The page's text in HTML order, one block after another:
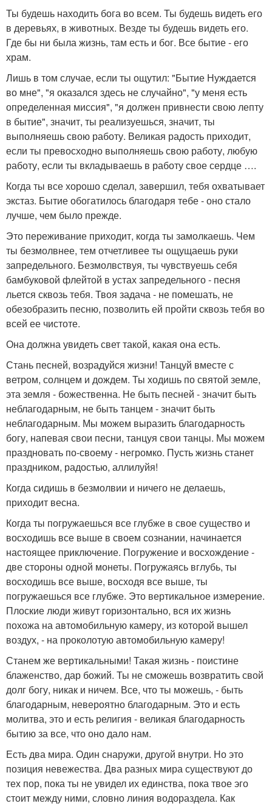
Ты будешь находить бога во всем. Ты будешь видеть его
в деревьях, в животных. Везде ты будешь видеть его.
Где бы ни была жизнь, там есть и бог. Все бытие - его
храм.
Лишь в том случае, если ты ощутил: "Бытие Нуждается
во мне", "я оказался здесь не случайно", "у меня есть
определенная миссия", "я должен привнести свою лепту
в бытие", значит, ты реализуешься, значит, ты
выполняешь свою работу. Великая радость приходит,
если ты превосходно выполняешь свою работу, любую
работу, если ты вкладываешь в работу свое сердце ….
Когда ты все хорошо сделал, завершил, тебя охватывает
экстаз. Бытие обогатилось благодаря тебе - оно стало
лучше, чем было прежде.
Это переживание приходит, когда ты замолкаешь. Чем
ты безмолвнее, тем отчетливее ты ощущаешь руки
запредельного. Безмолвствуя, ты чувствуешь себя
бамбуковой флейтой в устах запредельного - песня
льется сквозь тебя. Твоя задача - не помешать, не
обезобразить песню, позволить ей пройти сквозь тебя во
всей ее чистоте.
Она должна увидеть свет такой, какая она есть.
Стань песней, возрадуйся жизни! Танцуй вместе с
ветром, солнцем и дождем. Ты ходишь по святой земле,
эта земля - божественна. Не быть песней - значит быть
неблагодарным, не быть танцем - значит быть
неблагодарным. Мы можем выразить благодарность
богу, напевая свои песни, танцуя свои танцы. Мы можем
праздновать по-своему - негромко. Пусть жизнь станет
праздником, радостью, аллилуйя!
Когда сидишь в безмолвии и ничего не делаешь,
приходит весна.
Когда ты погружаешься все глубже в свое существо и
восходишь все выше в своем сознании, начинается
настоящее приключение. Погружение и восхождение -
две стороны одной монеты. Погружаясь вглубь, ты
восходишь все выше, восходя все выше, ты
погружаешься все глубже. Это вертикальное измерение.
Плоские люди живут горизонтально, вся их жизнь
похожа на автомобильную камеру, из которой вышел
воздух, - на проколотую автомобильную камеру!
Станем же вертикальными! Такая жизнь - поистине
блаженство, дар божий. Ты не сможешь возвратить свой
долг богу, никак и ничем. Все, что ты можешь, - быть
благодарным, невероятно благодарным. Это и есть
молитва, это и есть религия - великая благодарность
бытию за все, что оно дало нам.
Есть два мира. Один снаружи, другой внутри. Но это
позиция невежества. Два разных мира существуют до
тех пор, пока ты не увидел их единства, пока твое эго
стоит между ними, словно линия водораздела. Как